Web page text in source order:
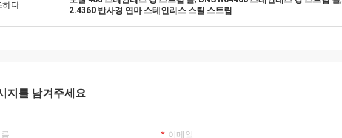
하다
2.4360 반사경 연마 스테인리스 스틸 스트립
지를 남겨주세요